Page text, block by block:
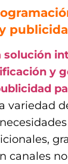
solución
y
variedad
canales